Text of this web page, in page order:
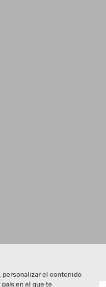
personalizar el contenido
en el que te